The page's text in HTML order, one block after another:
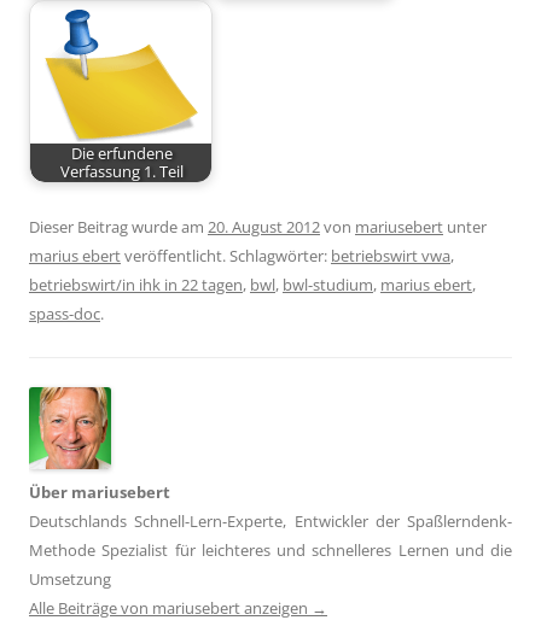
Die erfundene
Verfassung 1. Teil
Dieser Beitrag wurde am 20. August 2012von mariusebert unter
marius ebertveröffentlicht. Schlagwörter: betriebswirt vwa,
betriebswirt/in ihk in 22 tagen, bwl, bwl-studium, marius ebert,
spass-doc.
Über mariusebert
Deutschlands Schnell-Lern-Experte, Entwickler der Spaßlerndenk-
Methode Spezialist für leichteres und schnelleres Lernen und die
Umsetzung
Alle Beiträge von mariusebert anzeigen →